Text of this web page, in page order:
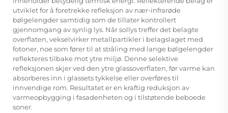
utviklet for å foretrekke refleksjon av nær-infrarøde
bølgelengder samtidig som de tillater kontrollert
gjennomgang av synlig lys. Når sollys treffer det belagte
overflaten, vekselvirker metallpartikler i belagslaget med
fotoner, noe som fører til at stråling med lange bølgelengder
reflekteres tilbake mot ytre miljø. Denne selektive
refleksjonen skjer ved den ytre glassoverflaten, før varme kan
absorberes inn i glassets tykkelse eller overføres til
innvendige rom. Resultatet er en kraftig reduksjon av
varmeopbygging i fasadenheten og i tilstøtende beboede
soner.